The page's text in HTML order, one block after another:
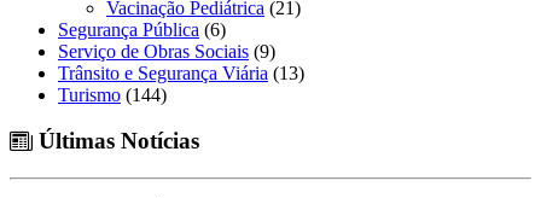
Vacinação Pediátrica (21)
Segurança Pública (6)
Serviço de Obras Sociais (9)
Trânsito e Segurança Viária (13)
Turismo (144)
Últimas Notícias